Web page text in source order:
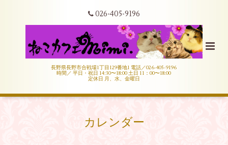
026-405-9196
長野県長野市合戦場1丁目129番地1 電話／026-405-9196
時間／ 平日・祝日 14:30〜18:00 土日 11：00〜18:00
定休日 月、水、金曜日
カレンダー